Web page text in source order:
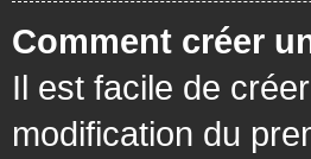
Comment créer
Il est facile de
modification du